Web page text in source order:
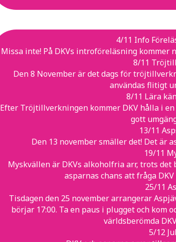
4/11 Info
Missa inte! På DKVs introföreläsning kommer
8/11
Den 8 November är det dags för
användas flitigt
8/11 Lära
Efter Tröjtillverkningen kommer DKV hålla i
gott
13/11
Den 13 november smäller det! Det är
19/11
Myskvällen är DKVs alkoholfria arr, trots
asparnas chans att fråga
25/11
Tisdagen den 25 november arrangerar
börjar 17:00. Ta en paus i plugget och kom
världsberömda
5/12